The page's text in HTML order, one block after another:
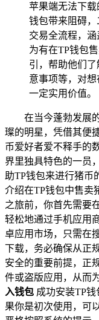
苹果端无法下
钱包带来阻碍
交易全流程，
为有在TP钱包
引，帮助他们
意事项等，对
一定实用价值。
在当今蓬勃发展
璨的明星，凭借其便
币爱好者爱不释手的
界里独具特色的一员
助TP钱包来进行猪币
介绍在TP钱包中售卖
之旅前，你首先需要
轻松地通过手机应用
卓应用市场，只需在
下载，务必确保从正
安全的重要前提，正
件或盗版应用，从而
入钱包 成功安装TP
果你是初次使用，可